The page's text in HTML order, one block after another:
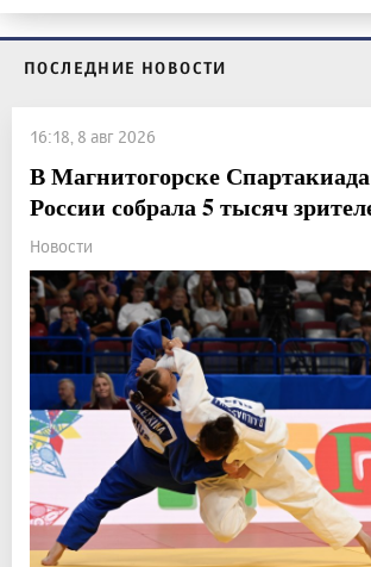
ПОСЛЕДНИЕ НОВОСТИ
16:18, 8 авг 2026
В Магнитогорске
России собрала 5 тысяч
Новости